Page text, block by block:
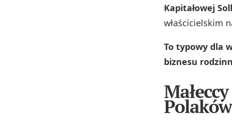
Kapitałowej
właścicielskim
To typowy dla
biznesu
Polaków